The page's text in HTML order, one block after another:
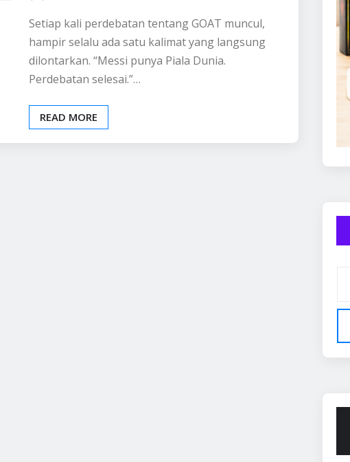
Setiap kali perdebatan tentang GOAT muncul,
hampir selalu ada satu kalimat yang langsung
dilontarkan. “Messi punya Piala Dunia.
Perdebatan selesai.”…
READ MORE